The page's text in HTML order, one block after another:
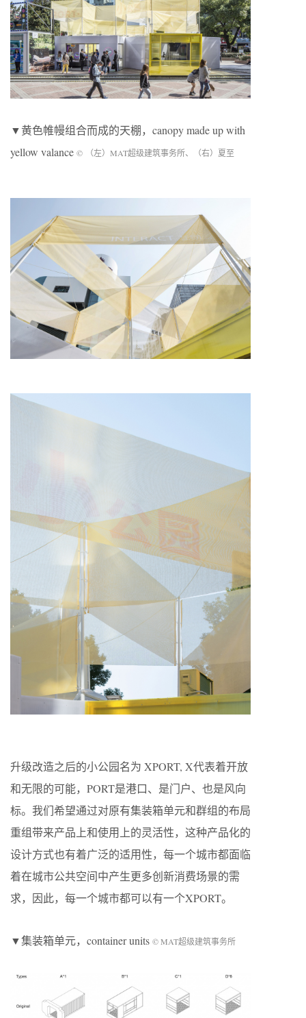
▼黄色帷幔组合而成的天棚，canopy made up with
yellow valance © （左）MAT超级建筑事务所、（右）夏至
升级改造之后的小公园名为 XPORT, X代表着开放
和无限的可能，PORT是港口、是门户、也是风向
标。我们希望通过对原有集装箱单元和群组的布局
重组带来产品上和使用上的灵活性，这种产品化的
设计方式也有着广泛的适用性，每一个城市都面临
着在城市公共空间中产生更多创新消费场景的需
求，因此，每一个城市都可以有一个XPORT。
▼集装箱单元，container units © MAT超级建筑事务所